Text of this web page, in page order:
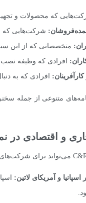
که محصولات و
شرکت‌هایی که
متخصصانی که از این
افرادی که وظیفه نصب
افرادی که به
متنوعی از جمله
و اقتصادی در
و آمریکای لاتین: